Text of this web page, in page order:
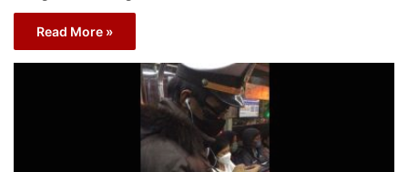
Read More »